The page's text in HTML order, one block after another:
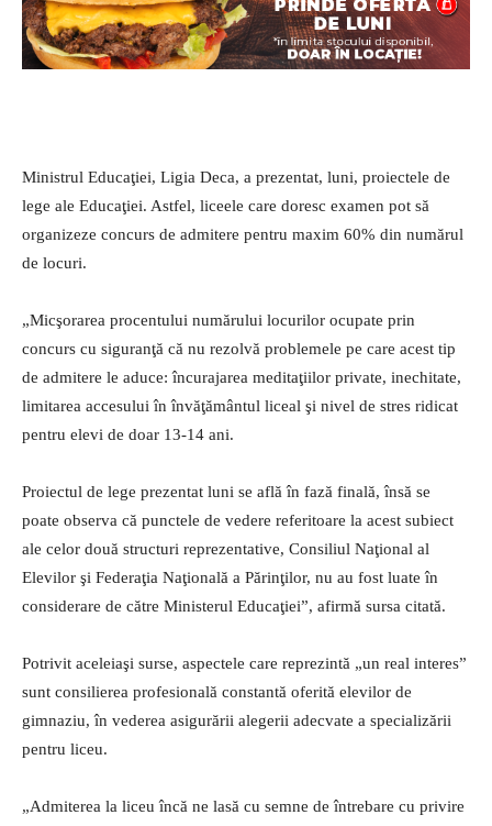
Ministrul Educaţiei, Ligia Deca, a prezentat, luni, proiectele de
lege ale Educaţiei. Astfel, liceele care doresc examen pot să
organizeze concurs de admitere pentru maxim 60% din numărul
de locuri.
„Micşorarea procentului numărului locurilor ocupate prin
concurs cu siguranţă că nu rezolvă problemele pe care acest tip
de admitere le aduce: încurajarea meditaţiilor private, inechitate,
limitarea accesului în învăţământul liceal şi nivel de stres ridicat
pentru elevi de doar 13-14 ani.
Proiectul de lege prezentat luni se află în fază finală, însă se
poate observa că punctele de vedere referitoare la acest subiect
ale celor două structuri reprezentative, Consiliul Naţional al
Elevilor şi Federaţia Naţională a Părinţilor, nu au fost luate în
considerare de către Ministerul Educaţiei”, afirmă sursa citată.
Potrivit aceleiaşi surse, aspectele care reprezintă „un real interes”
sunt consilierea profesională constantă oferită elevilor de
gimnaziu, în vederea asigurării alegerii adecvate a specializării
pentru liceu.
„Admiterea la liceu încă ne lasă cu semne de întrebare cu privire